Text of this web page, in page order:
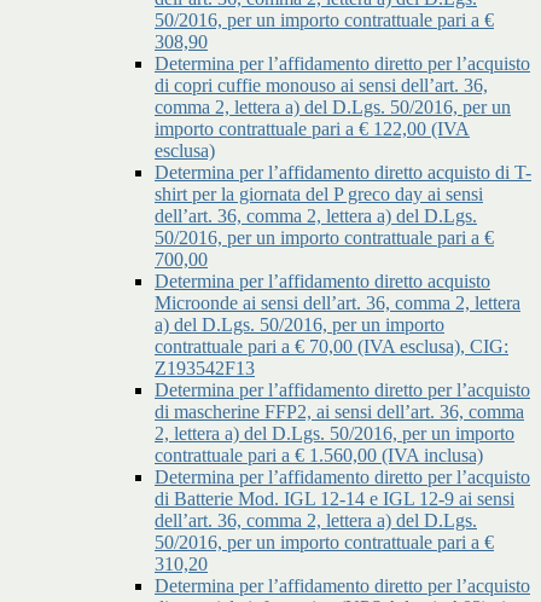
50/2016, per un importo contrattuale pari a €
308,90
Determina per l’affidamento diretto per l’acquisto
di copri cuffie monouso ai sensi dell’art. 36,
comma 2, lettera a) del D.Lgs. 50/2016, per un
importo contrattuale pari a € 122,00 (IVA
esclusa)
Determina per l’affidamento diretto acquisto di T-
shirt per la giornata del P greco day ai sensi
dell’art. 36, comma 2, lettera a) del D.Lgs.
50/2016, per un importo contrattuale pari a €
700,00
Determina per l’affidamento diretto acquisto
Microonde ai sensi dell’art. 36, comma 2, lettera
a) del D.Lgs. 50/2016, per un importo
contrattuale pari a € 70,00 (IVA esclusa), CIG:
Z193542F13
Determina per l’affidamento diretto per l’acquisto
di mascherine FFP2, ai sensi dell’art. 36, comma
2, lettera a) del D.Lgs. 50/2016, per un importo
contrattuale pari a € 1.560,00 (IVA inclusa)
Determina per l’affidamento diretto per l’acquisto
di Batterie Mod. IGL 12-14 e IGL 12-9 ai sensi
dell’art. 36, comma 2, lettera a) del D.Lgs.
50/2016, per un importo contrattuale pari a €
310,20
Determina per l’affidamento diretto per l’acquisto